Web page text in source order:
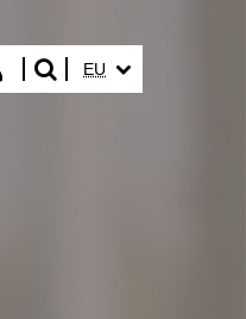
saioa
bilatu"
EU